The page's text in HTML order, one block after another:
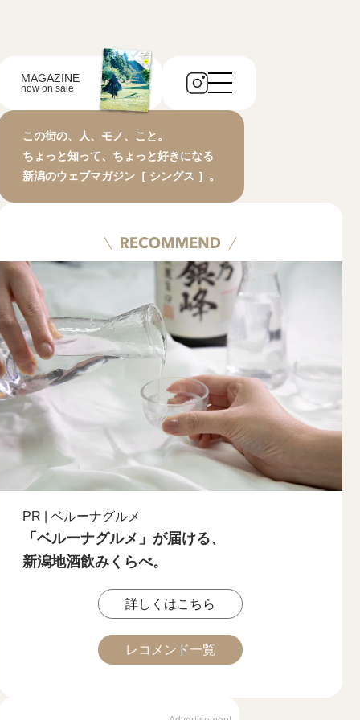
MAGAZINE
now on sale
この街の、人、モノ、こと。
ちょっと知って、ちょっと好きになる
新潟のウェブマガジン［ シングス ］。
PR | ベルーナグルメ
「ベルーナグルメ」が届ける、
新潟地酒飲みくらべ。
詳しくはこちら
レコメンド一覧